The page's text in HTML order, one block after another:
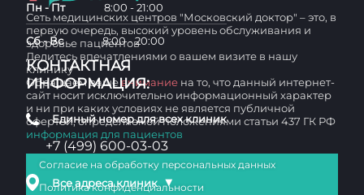
Пн - Пт 8:00 - 21:00
Сб - Вс 8:00 - 20:00
КОНТАКТНАЯ
ИНФОРМАЦИЯ:
Единый номер для всех клиник
+7 (499) 600-03-03
Все адреса клиник ▼
Сеть медицинских центров "Московский доктор" – это, в
первую очередь, высокий уровень обслуживания и
здоровье пациентов
Делитесь впечатлениями о вашем визите в нашу
клинику
Обращаем вашевнимание на то, что данный интернет-
сайт носит исключительно информационный характер
и ни при каких условиях не является публичной
офертой, определяемой положениями статьи 437 ГК РФ
информация для пациентов
Согласие на обработку персональных данных
Политика конфиденциальности